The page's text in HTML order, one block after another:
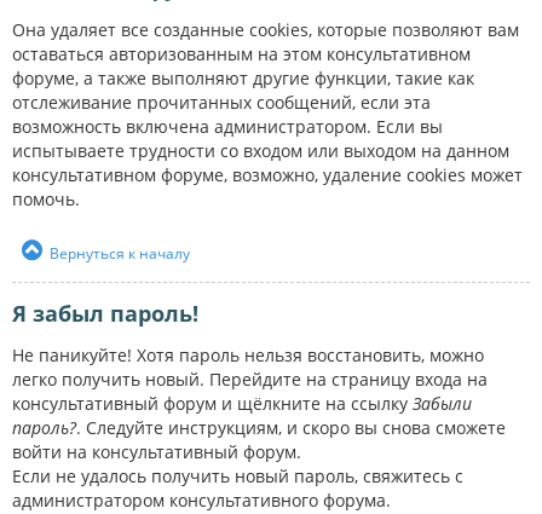
Она удаляет все созданные cookies, которые позволяют вам
оставаться авторизованным на этом консультативном
форуме, а также выполняют другие функции, такие как
отслеживание прочитанных сообщений, если эта
возможность включена администратором. Если вы
испытываете трудности со входом или выходом на данном
консультативном форуме, возможно, удаление cookies может
помочь.
Вернуться к началу
Я забыл пароль!
Не паникуйте! Хотя пароль нельзя восстановить, можно
легко получить новый. Перейдите на страницу входа на
консультативный форум и щёлкните на ссылку Забыли
пароль?. Следуйте инструкциям, и скоро вы снова сможете
войти на консультативный форум.
Если не удалось получить новый пароль, свяжитесь с
администратором консультативного форума.